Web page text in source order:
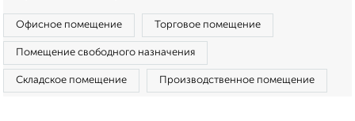
Офисное помещение Торговое помещение
Помещение свободного назначения
Складское помещение Производственное помещение